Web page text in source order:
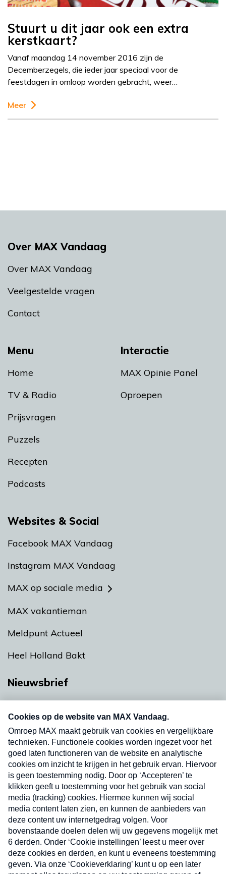
Stuurt u dit jaar ook een extra
kerstkaart?
Vanaf maandag 14 november 2016 zijn de
Decemberzegels, die ieder jaar speciaal voor de
feestdagen in omloop worden gebracht, weer…
Meer
Menu
Home
TV & Radio
Prijsvragen
Puzzels
Recepten
Podcasts
Interactie
MAX Opinie Panel
Oproepen
Over MAX Vandaag
Over MAX Vandaag
Veelgestelde vragen
Contact
Websites & Social
Facebook MAX Vandaag
Instagram MAX Vandaag
MAX op sociale media
MAX vakantieman
Meldpunt Actueel
Heel Holland Bakt
Nieuwsbrief
nieuwsbrief. Elke vrijdag- en dinsdagochtend in
uw mailbox.
Verzend
Nieuwsbrief
Neem hier een gratis abonnement op onze